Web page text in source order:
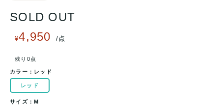
SOLD OUT
¥4,950 /点
残り0点
カラー： レッド
レッド
サイズ：M